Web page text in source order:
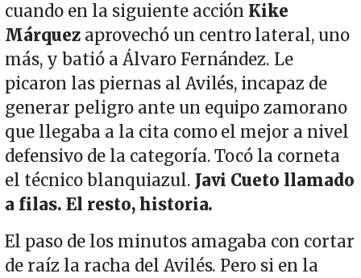
cuando en la siguiente acción Kike
Márquez aprovechó un centro lateral, uno
más, y batió a Álvaro Fernández. Le
picaron las piernas al Avilés, incapaz de
generar peligro ante un equipo zamorano
que llegaba a la cita como el mejor a nivel
defensivo de la categoría. Tocó la corneta
el técnico blanquiazul. Javi Cueto llamado
a filas. El resto, historia.
El paso de los minutos amagaba con cortar
de raíz la racha del Avilés. Pero si en la